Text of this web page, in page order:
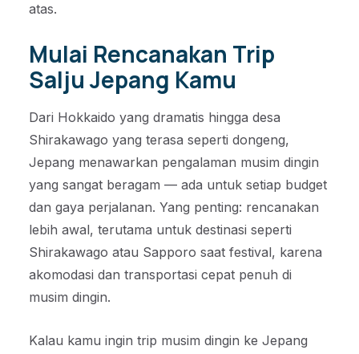
atas.
Mulai Rencanakan Trip
Salju Jepang Kamu
Dari Hokkaido yang dramatis hingga desa
Shirakawago yang terasa seperti dongeng,
Jepang menawarkan pengalaman musim dingin
yang sangat beragam — ada untuk setiap budget
dan gaya perjalanan. Yang penting: rencanakan
lebih awal, terutama untuk destinasi seperti
Shirakawago atau Sapporo saat festival, karena
akomodasi dan transportasi cepat penuh di
musim dingin.
Kalau kamu ingin trip musim dingin ke Jepang